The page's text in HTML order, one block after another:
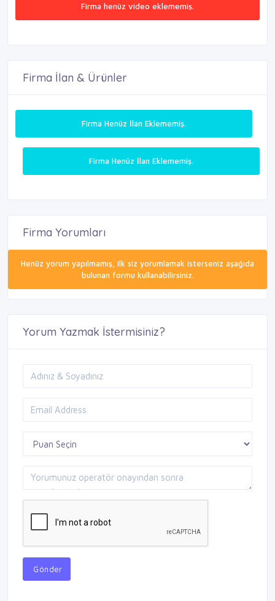
Firma henüz video eklememiş.
Firma İlan & Ürünler
Firma Henüz İlan Eklememiş.
Firma Henüz İlan Eklememiş.
Firma Yorumları
Henüz yorum yapılmamış, ilk siz yorumlamak isterseniz aşağıda
bulunan formu kullanabilirsiniz.
Yorum Yazmak İstermisiniz?
Gönder